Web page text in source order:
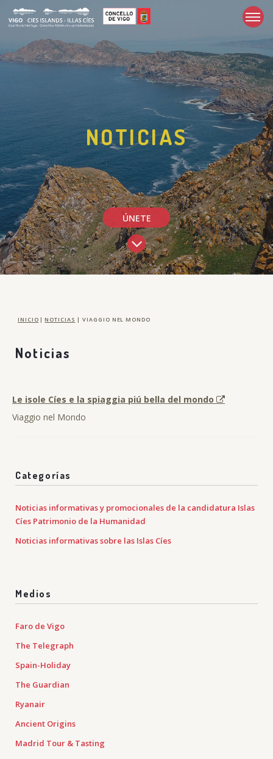
NOTICIAS
ÚNETE
INICIO | NOTICIAS | VIAGGIO NEL MONDO
Noticias
Le isole Cíes e la spiaggia piú bella del mondo
Viaggio nel Mondo
Categorías
Noticias informativas y promocionales de la candidatura Islas
Cíes Patrimonio de la Humanidad
Noticias informativas sobre las Islas Cíes
Medios
Faro de Vigo
The Telegraph
Spain-Holiday
The Guardian
Ryanair
Ancient Origins
Madrid Tour & Tasting